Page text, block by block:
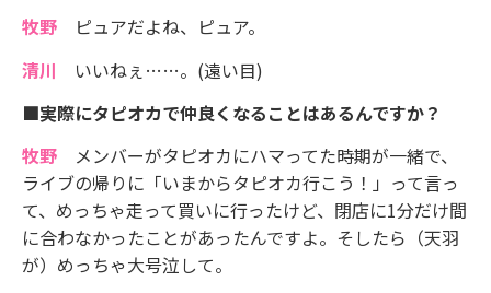
牧野
ピュアだよね、ピュア。
清川 いいねぇ……。(遠い目)
■実際にタピオカで仲良くなることはあるんですか？
牧野 メンバーがタピオカにハマってた時期が一緒で、
ライブの帰りに「いまからタピオカ行こう！」って言っ
て、めっちゃ走って買いに行ったけど、閉店に1分だけ間
に合わなかったことがあったんですよ。そしたら（天羽
が）めっちゃ大号泣して。